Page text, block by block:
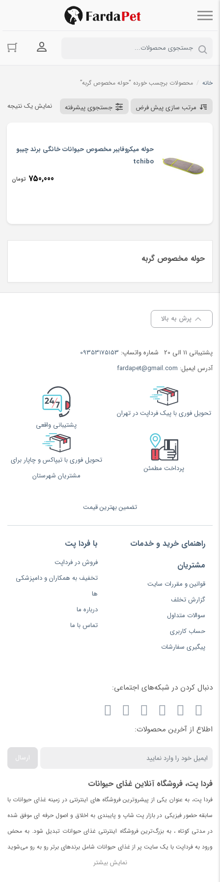
ورود به
خانه / محصولات برچسب خورده “حوله مخصوص گربه”
نمایش یک نتیجه مرتب سازی پیش فرض جستجوی پیشرفته
حوله میکروفایبر مخصوص حیوانات خانگی برند چیبو
tchibo
750,000 تومان
حوله مخصوص گربه
پرش به بالا
پشتیبانی 11 الی 20 شماره واتساپ: 09353175153
آدرس ایمیل: fardapet@gmail.com
تحویل فوری با پیک فرداپت در تهران
پشتیبانی واقعی
پرداخت مطمئن
تحویل فوری با تیپاکس و چاپار برای
مشتریان شهرستان
تضمین بهترین قیمت
راهنمای خرید و خدمات
مشتریان
قوانین و مقررات سایت
گزارش تخلف
سوالات متداول
حساب کاربری
پیگیری سفارشات
با فردا پت
فروش در فرداپت
تخفیف به همکاران و دامپزشکی
ها
درباره ما
تماس با ما
دنبال کردن در شبکه‌های اجتماعی:
اطلاع از آخرین محصولات:
ارسال
فردا پت، فروشگاه آنلاین غذای حیوانات
فردا پت، به عنوان یکی از پیشروترین فروشگاه های اینترنتی در زمینه غذای حیوانات با
سابقه حضور فیزیکی در بازار پت شاپ و پایبندی به اخلاق و اصول حرفه ای موفق شده
در مدتی کوتاه ، به بزرگ‌ترین فروشگاه اینترنتی غذای حیوانات تبدیل شود. به محض
ورود به فرداپت با یک سایت پر از غذای حیوانات شامل برندهای برتر رو به رو می‌شوید
نمایش بیشتر